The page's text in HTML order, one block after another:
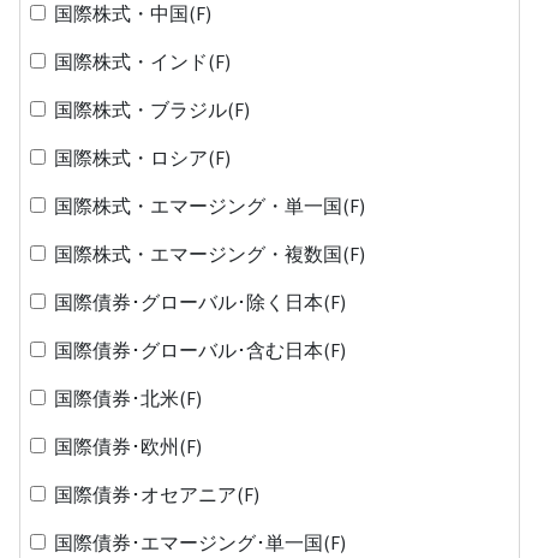
国際株式・中国(F)
国際株式・インド(F)
国際株式・ブラジル(F)
国際株式・ロシア(F)
国際株式・エマージング・単一国(F)
国際株式・エマージング・複数国(F)
国際債券･グローバル･除く日本(F)
国際債券･グローバル･含む日本(F)
国際債券･北米(F)
国際債券･欧州(F)
国際債券･オセアニア(F)
国際債券･エマージング･単一国(F)